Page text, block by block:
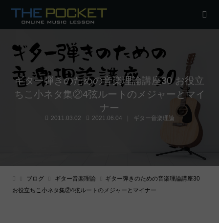
ギター弾きのための音楽理論講座30 お役立
ちこ小ネタ集②4弦ルートのメジャーとマイ
ナー
2011.03.02 2021.06.04 ギター音楽理論
ブログ ギター音楽理論
ギター弾きのための音楽理論講座30
お役立ちこ小ネタ集②4弦ルートのメジャーとマイナー